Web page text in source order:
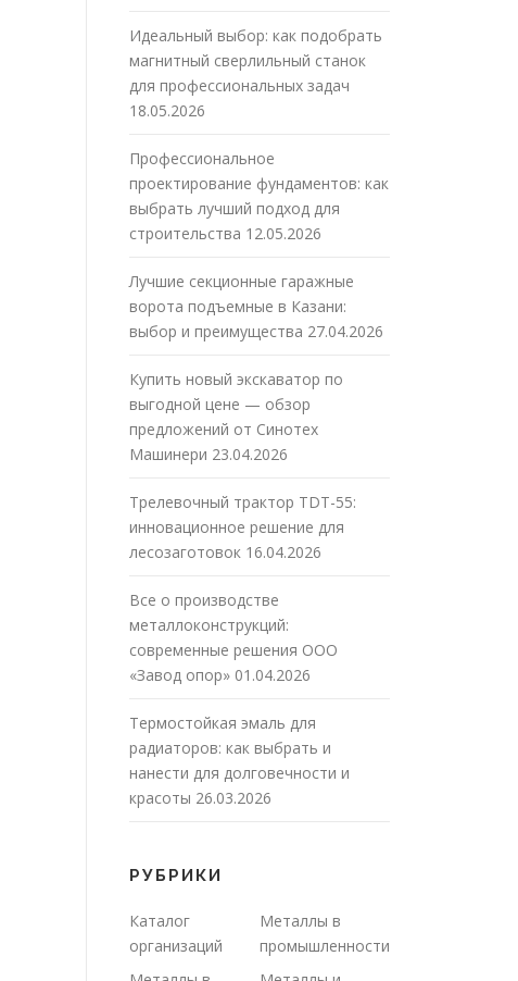
Идеальный выбор: как подобрать
магнитный сверлильный станок
для профессиональных задач
18.05.2026
Профессиональное
проектирование фундаментов: как
выбрать лучший подход для
строительства 12.05.2026
Лучшие секционные гаражные
ворота подъемные в Казани:
выбор и преимущества 27.04.2026
Купить новый экскаватор по
выгодной цене — обзор
предложений от Синотех
Машинери 23.04.2026
Трелевочный трактор TDT-55:
инновационное решение для
лесозаготовок 16.04.2026
Все о производстве
металлоконструкций:
современные решения ООО
«Завод опор» 01.04.2026
Термостойкая эмаль для
радиаторов: как выбрать и
нанести для долговечности и
красоты 26.03.2026
РУБРИКИ
Каталог
организаций
Металлы в
промышленности